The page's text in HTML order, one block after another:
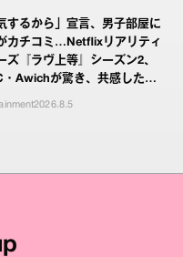
するから」宣言、男子部屋に
カチコミ…Netflixリアリティ
ズ『ラヴ上等』シーズン2、
・Awichが驚き、共感したヤ
2026.8.5